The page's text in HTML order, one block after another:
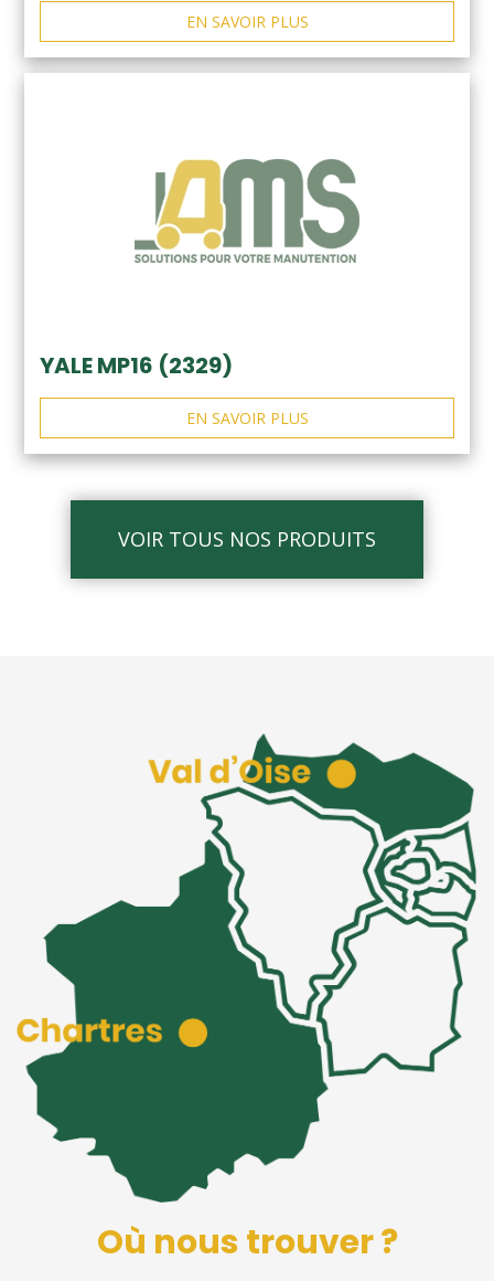
EN SAVOIR PLUS
YALE MP16 (2329)
EN SAVOIR PLUS
VOIR TOUS NOS PRODUITS
Où nous trouver ?